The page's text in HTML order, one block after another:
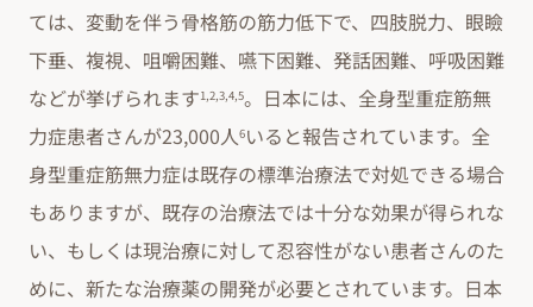
ては、変動を伴う骨格筋の筋力低下で、四肢脱力、眼瞼
下垂、複視、咀嚼困難、嚥下困難、発話困難、呼吸困難
などが挙げられます1,2,3,4,5。日本には、全身型重症筋無
力症患者さんが23,000人6いると報告されています。全
身型重症筋無力症は既存の標準治療法で対処できる場合
もありますが、既存の治療法では十分な効果が得られな
い、もしくは現治療に対して忍容性がない患者さんのた
めに、新たな治療薬の開発が必要とされています。日本